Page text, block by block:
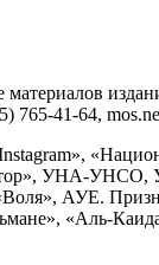
765-41-64,
УНА-
АУЕ.
«Аль-Каида